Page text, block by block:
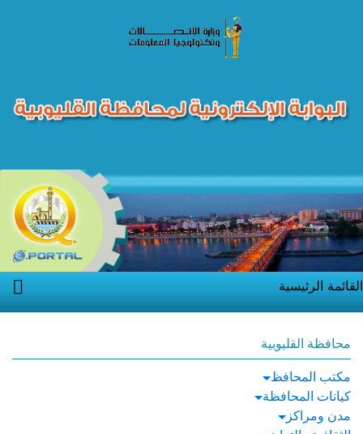
القائمة الرئيسية
محافظة القليوبية
مكتب المحافظ
كيانات المحافظة
مدن ومراكز